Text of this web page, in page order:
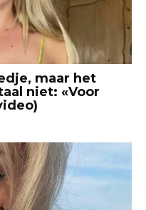
maar het
niet: «Voor